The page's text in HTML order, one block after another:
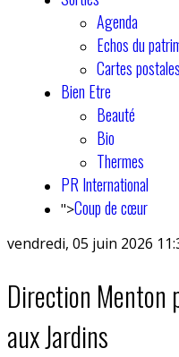
Agenda
Echos du
Cartes postales
Bien Etre
Beauté
Bio
Thermes
PR International
">Coup de cœur
vendredi, 05 juin 2026
Direction Menton
aux Jardins